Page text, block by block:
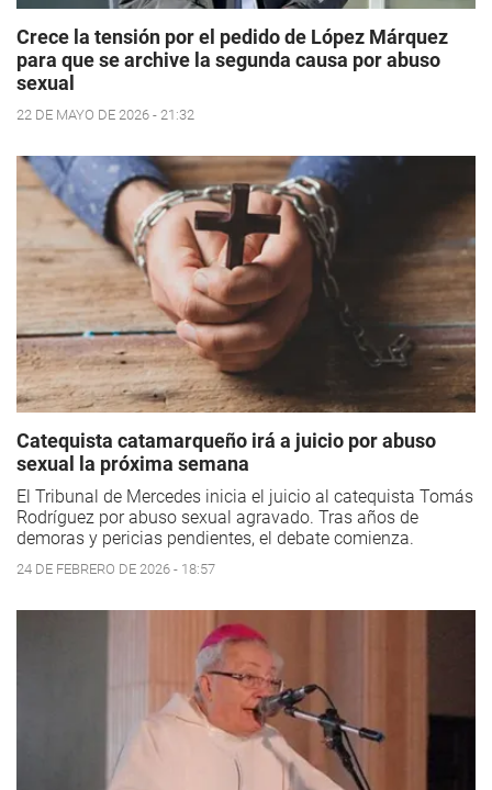
Crece la tensión por el pedido de López Márquez
para que se archive la segunda causa por abuso
sexual
22 DE MAYO DE 2026 - 21:32
Catequista catamarqueño irá a juicio por abuso
sexual la próxima semana
El Tribunal de Mercedes inicia el juicio al catequista Tomás
Rodríguez por abuso sexual agravado. Tras años de
demoras y pericias pendientes, el debate comienza.
24 DE FEBRERO DE 2026 - 18:57